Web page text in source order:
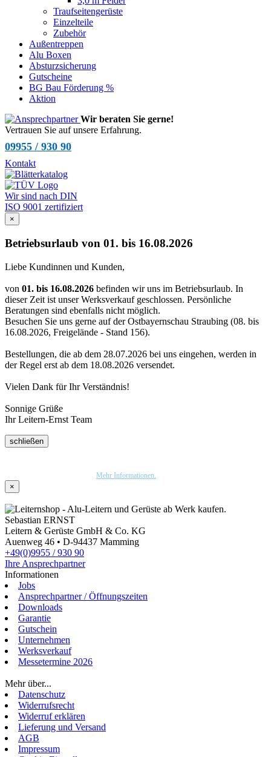
Traufseitengerüste
Einzelteile
Zubehör
Außentreppen
Alu Boxen
Absturzsicherung
Gutscheine
BG Bau Förderung %
Aktion
Wir beraten Sie gerne!
Vertrauen Sie auf unsere Erfahrung.
09955 / 930 90
Kontakt
Wir sind nach DIN
ISO 9001 zertifiziert
×
Betriebsurlaub von 01. bis 16.08.2026
Liebe Kundinnen und Kunden,
von 01. bis 16.08.2026 befinden wir uns im Betriebsurlaub. In
dieser Zeit ist unser Werksverkauf geschlossen. Persönliche
Beratungen sind ebenfalls nicht möglich.
Besuchen Sie uns gerne auf der Ostbayernschau Straubing (08. bis
16.08.2026, Freigelände - Stand 156).
Bestellungen, die ab dem 28.07.2026 bei uns eingehen, werden in
der Regel erst ab dem 18.08.2026 versendet.
Vielen Dank für Ihr Verständnis!
Sonnige Grüße
Ihr Leitern-Ernst Team
schließen
Mehr Informationen.
×
Sebastian ERNST
Leitern & Gerüste GmbH & Co. KG
Auenweg 46 • D-94437 Mamming
+49(0)9955 / 930 90
Ihre Ansprechpartner
Informationen
Jobs
Ansprechpartner / Öffnungszeiten
Downloads
Garantie
Gutschein
Unternehmen
Werksverkauf
Messetermine 2026
Mehr über...
Datenschutz
Widerrufsrecht
Widerruf erklären
Lieferung und Versand
AGB
Impressum